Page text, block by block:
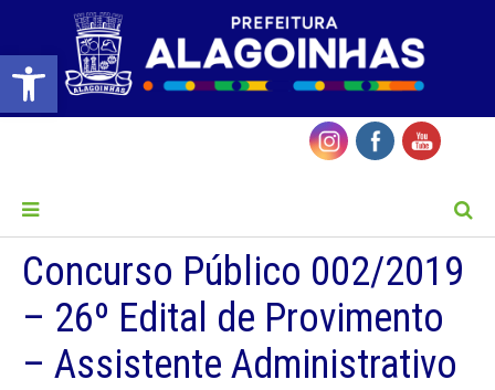
Barra de Ferramentas Aberta
Concurso Público 002/2019
– 26º Edital de Provimento
– Assistente Administrativo